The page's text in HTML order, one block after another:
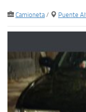
Camioneta / Puente